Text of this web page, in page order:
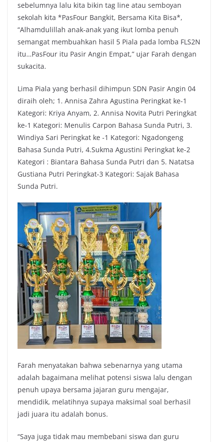
sebelumnya lalu kita bikin tag line atau semboyan
sekolah kita *PasFour Bangkit, Bersama Kita Bisa*,
“Alhamdulillah anak-anak yang ikut lomba penuh
semangat membuahkan hasil 5 Piala pada lomba FLS2N
itu…PasFour itu Pasir Angin Empat,” ujar Farah dengan
sukacita.
Lima Piala yang berhasil dihimpun SDN Pasir Angin 04
diraih oleh; 1. Annisa Zahra Agustina Peringkat ke-1
Kategori: Kriya Anyam, 2. Annisa Novita Putri Peringkat
ke-1 Kategori: Menulis Carpon Bahasa Sunda Putri, 3.
Windiya Sari Peringkat ke -1 Kategori: Ngadongeng
Bahasa Sunda Putri, 4.Sukma Agustini Peringkat ke-2
Kategori : Biantara Bahasa Sunda Putri dan 5. Natatsa
Gustiana Putri Peringkat-3 Kategori: Sajak Bahasa
Sunda Putri.
Farah menyatakan bahwa sebenarnya yang utama
adalah bagaimana melihat potensi siswa lalu dengan
penuh upaya bersama jajaran guru mengajar,
mendidik, melatihnya supaya maksimal soal berhasil
jadi juara itu adalah bonus.
“Saya juga tidak mau membebani siswa dan guru